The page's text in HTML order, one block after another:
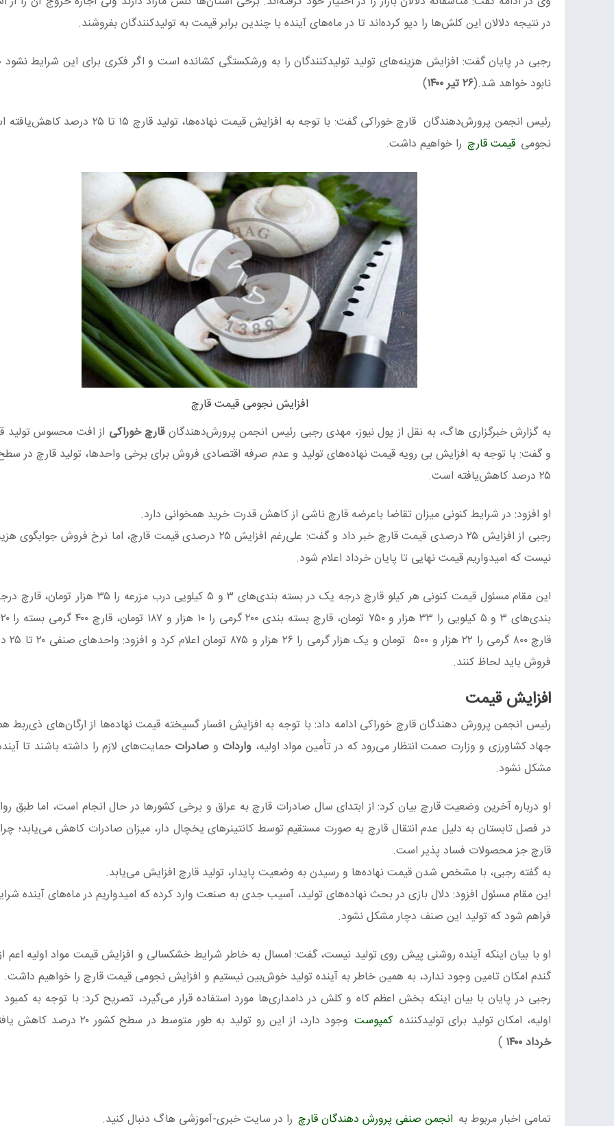
در نتیجه دلالان این کلش‌ها را دپو کرده‌اند تا در ماه‌های آینده با چندین برابر قیمت به تولیدکنندگان بفروشند.
رجبی در پایان گفت: افزایش هزینه‌های تولید تولیدکنندگان را به ورشکستگی کشانده است و اگر فکری برای این شرایط
نابود خواهد شد.(۲۶ تیر ۱۴۰۰ )
رئیس انجمن پرورش‌دهندگان قارچ خوراکی گفت: با توجه به افزایش قیمت
نجومی قیمت قارچ را خواهیم داشت.
افزایش نجومی قیمت قارچ
به گزارش خبرگزاری هاگ، به نقل از پول نیوز، مهدی رجبی رئیس انجمن پرورش‌دهندگانقارچ خوراکی از افت محسوس تولید
۲۵ درصد کاهش‌یافته است.
او افزود: در شرایط کنونی میزان تقاضا باعرضه قارچ ناشی از کاهش قدرت خرید همخوانی دارد.
رجبی از افزایش ۲۵ درصدی قیمت قارچ خبر داد و گفت: علی‌رغم افزایش ۲۵ درصدی قیمت قارچ، اما نرخ
نیست که امیدواریم قیمت نهایی تا پایان خرداد اعلام شود.
قارچ ۸۰۰
فروش باید لحاظ کنند.
افزایش قیمت
رئیس انجمن پرورش دهندگان قارچ خوراکی ادامه داد: با توجه به افزایش افسار گسیخته قیمت نهاده‌ها از ارگان‌های ذی‌ربط
جهاد کشاورزی و وزارت صمت انتظار می‌رود که در تأمین مواد اولیه، واردات و صادرات حمایت‌های لازم را داشته باشند تا
مشکل نشود.
او درباره آخرین وضعیت قارچ بیان کرد: از ابتدای سال صادرات قارچ به عراق و برخی کشورها در حال انجام است، اما طبق
در فصل تابستان به دلیل عدم انتقال قارچ به صورت مستقیم توسط کانتینرهای یخچال دار، میزان صادرات کاهش می‌یابد؛
قارچ جز محصولات فساد پذیر است.
به گفته رجبی، با مشخص شدن قیمت نهاده‌ها و رسیدن به وضعیت پایدار، تولید قارچ افزایش می‌یابد.
این مقام مسئول افزود: دلال بازی در بحث نهاده‌های تولید، آسیب جدی به صنعت وارد کرده که امیدواریم در ماه‌های آینده
فراهم شود که تولید این صنف دچار مشکل نشود.
او با بیان اینکه آینده روشنی پیش روی تولید نیست، گفت: امسال به خاطر شرایط خشکسالی و افزایش قیمت مواد اولیه اعم
گندم امکان تامین وجود ندارد، به همین خاطر به آینده تولید خوش‌بین نیستیم و افزایش نجومی قیمت قارچ را خواهیم داشت.
رجبی در پایان با بیان اینکه بخش اعظم کاه و کلش در دامداری‌ها مورد استفاده قرار می‌گیرد، تصریح کرد: با توجه به کمبود
اولیه، امکان تولید برای تولیدکننده کمپوست وجود دارد، از این رو تولید به طور متوسط در سطح کشور ۲۰ درصد کاهش یافته است.(
خرداد ۱۴۰۰
)
تمامی اخبار مربوط به انجمن صنفی پرورش دهندگان قارچ را در سایت خبری-آموزشی هاگ دنبال کنید.